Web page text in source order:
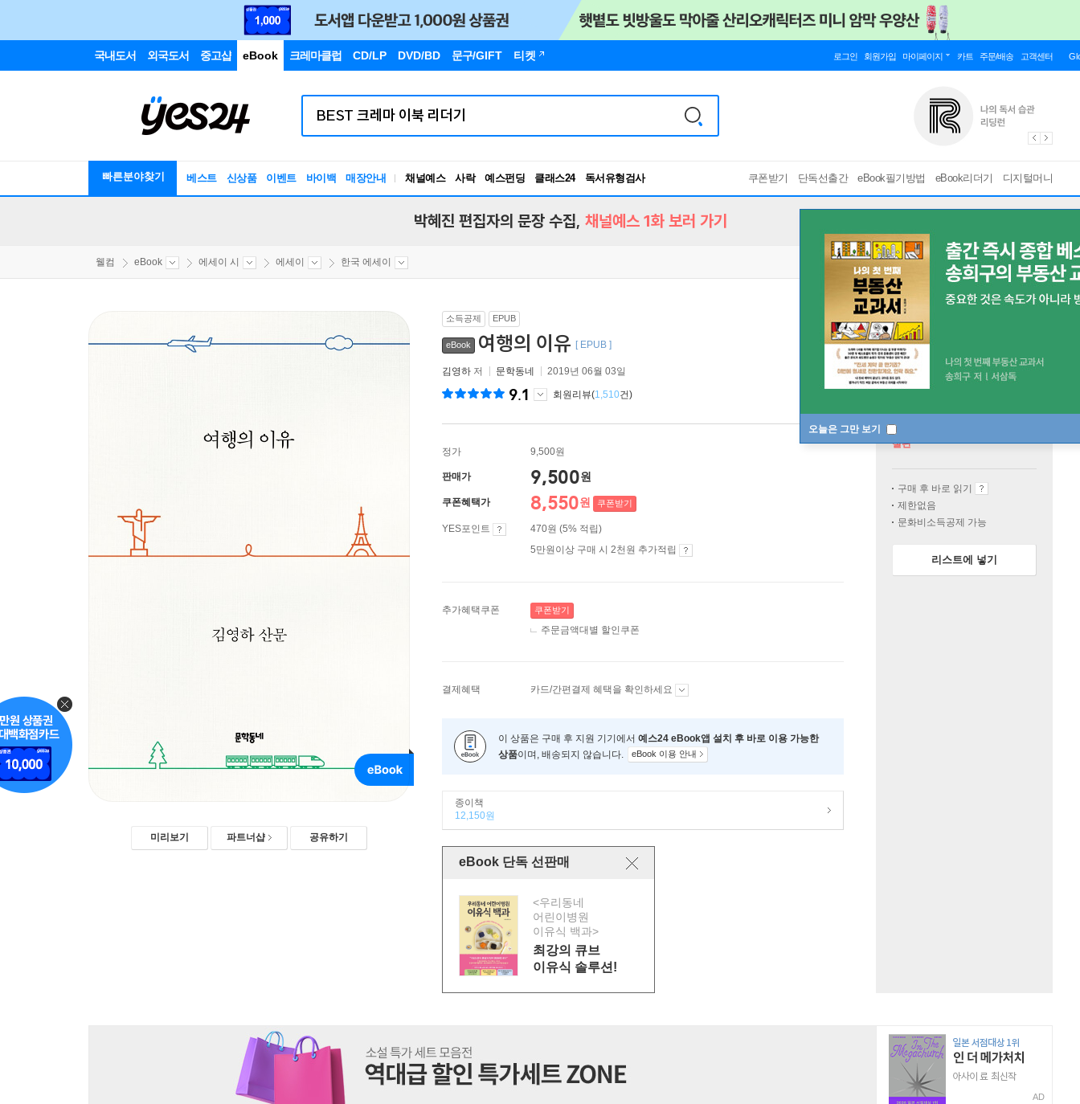
국내도서 외국도서 중고샵 eBook 크레마클럽 CD/LP DVD/BD 문구/GIFT 티켓 로그인 회원가입 마이페이지 카트 주문/배송 고객센터
빠른분야찾기 베스트 신상품 이벤트 바이백 매장안내 채널예스 사락 예스펀딩 클래스24
독서유형검사
RBTI Lab
쿠폰받기 단독선출간 eBook필기방법 eBook리더기 디지털머니
오늘은 그만 보기
박혜진 편집자의 문장 수집, 채널예스 1화 보러 가기
웰컴 eBook 에세이 시 에세이 한국 에세이
미리보기 파트너샵 공유하기
소득공제 EPUB
eBook 여행의 이유 [ EPUB ]
김영하 저 문학동네 2019년 06월 03일
9.1 회원리뷰(1,510건)
정가 9,500원
판매가 9,500원
쿠폰혜택가 8,550원 쿠폰받기
YES포인트
470원 (5% 적립)
5만원이상 구매 시 2천원 추가적립
추가혜택쿠폰 쿠폰받기
주문금액대별 할인쿠폰
결제혜택 카드/간편결제 혜택을 확인하세요
이 상품은 구매 후 지원 기기에서 예스24 eBook앱 설치 후 바로 이용 가능한
상품이며, 배송되지 않습니다. eBook 이용 안내
종이책
12,150원
eBook 단독 선판매
<우리동네
어린이병원
이유식 백과>
최강의 큐브
이유식 솔루션!
절판
구매 후 바로 읽기
제한없음
문화비소득공제 가능
리스트에 넣기
AD